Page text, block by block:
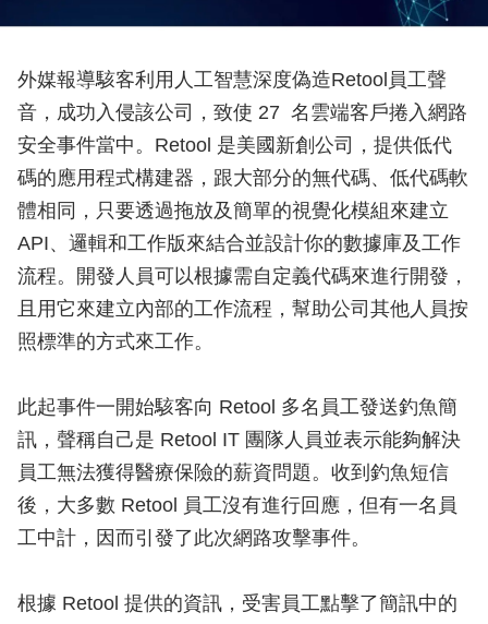
外媒報導駭客利用人工智慧深度偽造Retool員工聲
音，成功入侵該公司，致使 27 名雲端客戶捲入網路
安全事件當中。Retool 是美國新創公司，提供低代
碼的應用程式構建器，跟大部分的無代碼、低代碼軟
體相同，只要透過拖放及簡單的視覺化模組來建立
API、邏輯和工作版來結合並設計你的數據庫及工作
流程。開發人員可以根據需自定義代碼來進行開發，
且用它來建立內部的工作流程，幫助公司其他人員按
照標準的方式來工作。
此起事件一開始駭客向 Retool 多名員工發送釣魚簡
訊，聲稱自己是 Retool IT 團隊人員並表示能夠解決
員工無法獲得醫療保險的薪資問題。收到釣魚短信
後，大多數 Retool 員工沒有進行回應，但有一名員
工中計，因而引發了此次網路攻擊事件。
根據 Retool 提供的資訊，受害員工點擊了簡訊中的